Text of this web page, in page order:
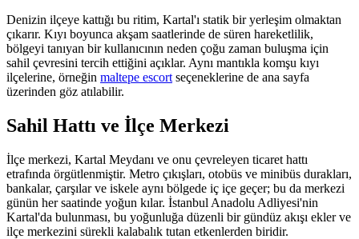
Denizin ilçeye kattığı bu ritim, Kartal'ı statik bir yerleşim olmaktan
çıkarır. Kıyı boyunca akşam saatlerinde de süren hareketlilik,
bölgeyi tanıyan bir kullanıcının neden çoğu zaman buluşma için
sahil çevresini tercih ettiğini açıklar. Aynı mantıkla komşu kıyı
ilçelerine, örneğin maltepe escort seçeneklerine de ana sayfa
üzerinden göz atılabilir.
Sahil Hattı ve İlçe Merkezi
İlçe merkezi, Kartal Meydanı ve onu çevreleyen ticaret hattı
etrafında örgütlenmiştir. Metro çıkışları, otobüs ve minibüs durakları,
bankalar, çarşılar ve iskele aynı bölgede iç içe geçer; bu da merkezi
günün her saatinde yoğun kılar. İstanbul Anadolu Adliyesi'nin
Kartal'da bulunması, bu yoğunluğa düzenli bir gündüz akışı ekler ve
ilçe merkezini sürekli kalabalık tutan etkenlerden biridir.